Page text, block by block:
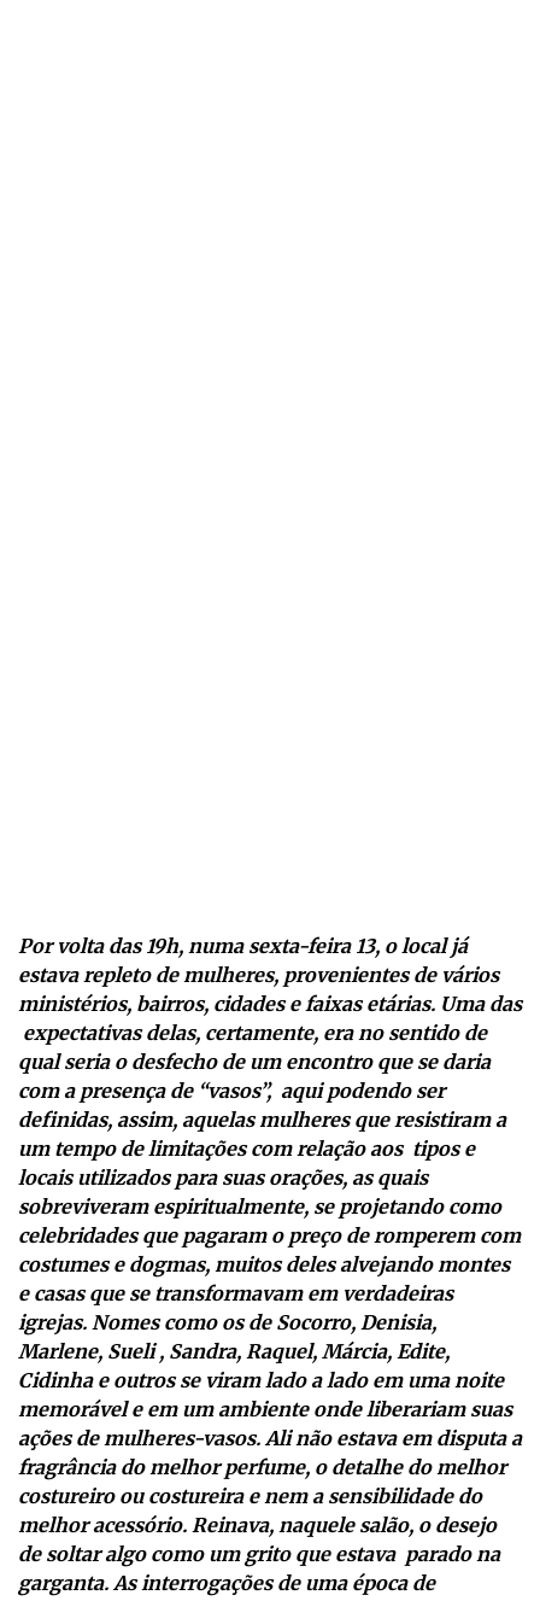
Por volta das 19h, numa sexta-feira 13, o local já
estava repleto de mulheres, provenientes de vários
ministérios, bairros, cidades e faixas etárias. Uma das
expectativas delas, certamente, era no sentido de
qual seria o desfecho de um encontro que se daria
com a presença de “vasos”, aqui podendo ser
definidas, assim, aquelas mulheres que resistiram a
um tempo de limitações com relação aos tipos e
locais utilizados para suas orações, as quais
sobreviveram espiritualmente, se projetando como
celebridades que pagaram o preço de romperem com
costumes e dogmas, muitos deles alvejando montes
e casas que se transformavam em verdadeiras
igrejas. Nomes como os de Socorro, Denisia,
Marlene, Sueli , Sandra, Raquel, Márcia, Edite,
Cidinha e outros se viram lado a lado em uma noite
memorável e em um ambiente onde liberariam suas
ações de mulheres-vasos. Ali não estava em disputa a
fragrância do melhor perfume, o detalhe do melhor
costureiro ou costureira e nem a sensibilidade do
melhor acessório. Reinava, naquele salão, o desejo
de soltar algo como um grito que estava parado na
garganta. As interrogações de uma época de